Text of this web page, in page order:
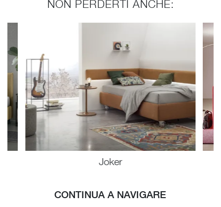
NON PERDERTI ANCHE:
Joker
CONTINUA A NAVIGARE